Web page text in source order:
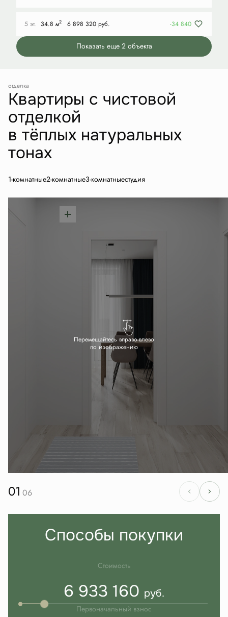
5 эт. 34.8 м2 6 898 320 руб. -34 840
Показать еще 2 объектa
отделка
Квартиры с чистовой
отделкой
в тёплых натуральных
тонах
1-комнатные2-комнатные3-комнатныестудия
Перемещайтесь вправо-влево
по изображению
01 06
Способы покупки
Стоимость
6 933 160 руб.
Первоначальный взнос